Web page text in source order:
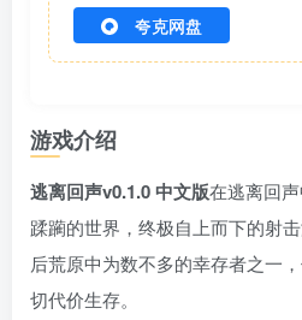
夸克网盘
游戏介绍
逃离回声v0.1.0 中文版在逃离回
蹂躏的世界，终极自上而下的射
后荒原中为数不多的幸存者之一
切代价生存。